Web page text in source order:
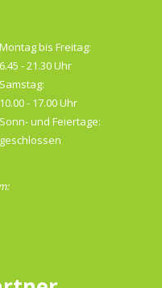
Montag bis Freitag:
6.45 - 21.30 Uhr
Samstag:
10.00 - 17.00 Uhr
Sonn- und Feiertage:
geschlossen